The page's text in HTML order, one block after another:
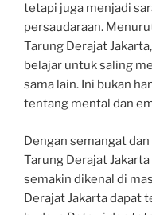
tetapi juga menjadi
persaudaraan.
Tarung Derajat
belajar untuk saling
sama lain. Ini bukan
tentang mental dan
Dengan semangat
Tarung Derajat
semakin dikenal di
Derajat Jakarta dapat